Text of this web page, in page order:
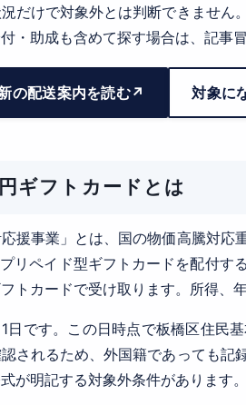
だけで対象外とは判断できませ
・助成も含めて探す場合は、記事
の配送案内を読む 対象に
ギフトカードとは
応援事業」とは、国の物価高騰対
リペイド型ギフトカードを配付す
トカードで受け取ります。所得、
日です。この日時点で板橋区住民
されるため、外国籍であっても
が明記する対象外条件があります。